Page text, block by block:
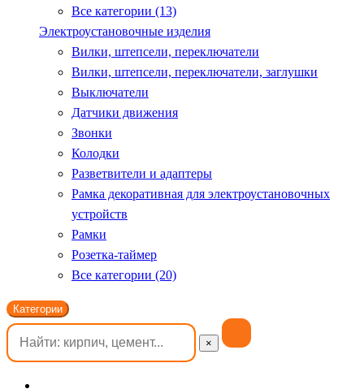
Все категории (13)
Электроустановочные изделия
Вилки, штепсели, переключатели
Вилки, штепсели, переключатели, заглушки
Выключатели
Датчики движения
Звонки
Колодки
Разветвители и адаптеры
Рамка декоративная для электроустановочных
устройств
Рамки
Розетка-таймер
Все категории (20)
Категории
×